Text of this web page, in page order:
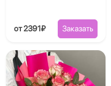
от 2391₽ Заказать